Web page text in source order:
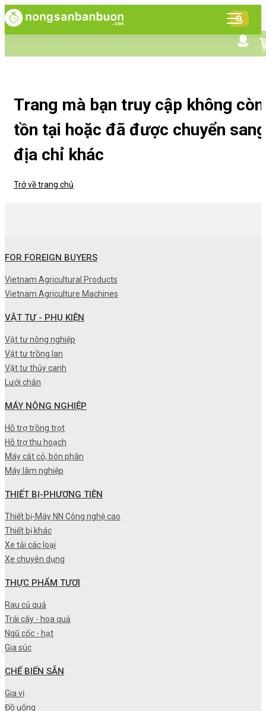
MỤC
Trang mà bạn truy cập không còn
tồn tại hoặc đã được chuyển sang
địa chỉ khác
Trở về trang chủ
FOR FOREIGN BUYERS
Vietnam Agricultural Products
Vietnam Agriculture Machines
VẬT TƯ - PHỤ KIỆN
Vật tư nông nghiệp
Vật tư trồng lan
Vật tư thủy canh
Lưới chắn
MÁY NÔNG NGHIỆP
Hỗ trợ trồng trọt
Hỗ trợ thu hoạch
Máy cắt cỏ, bón phân
Máy lâm nghiệp
THIẾT BỊ-PHƯƠNG TIỆN
Thiết bị-Máy NN Công nghệ cao
Thiết bị khác
Xe tải các loại
Xe chuyên dụng
THỰC PHẨM TƯƠI
Rau củ quả
Trái cây - hoa quả
Ngũ cốc - hạt
Gia súc
CHẾ BIẾN SẴN
Gia vị
Đồ uống